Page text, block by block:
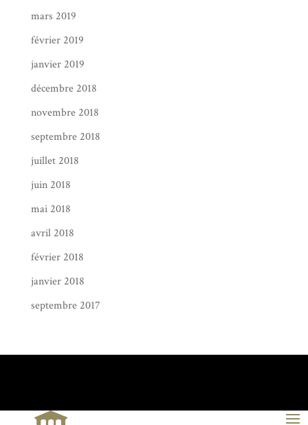
mars 2019
février 2019
janvier 2019
décembre 2018
novembre 2018
septembre 2018
juillet 2018
juin 2018
mai 2018
avril 2018
février 2018
janvier 2018
septembre 2017